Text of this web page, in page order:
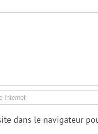
dans le navigateur